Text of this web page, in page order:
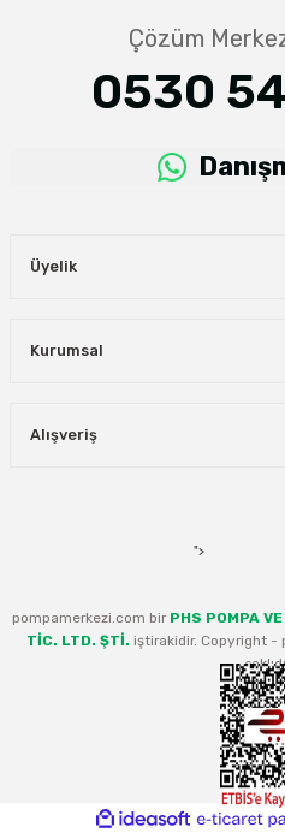
Çözüm
0530
Üyelik
Kurumsal
Alışveriş
">
pompamerkezi.com bir PHS POMPA
TİC. LTD. ŞTİ. iştirakidir. Copyright -
ideasoft